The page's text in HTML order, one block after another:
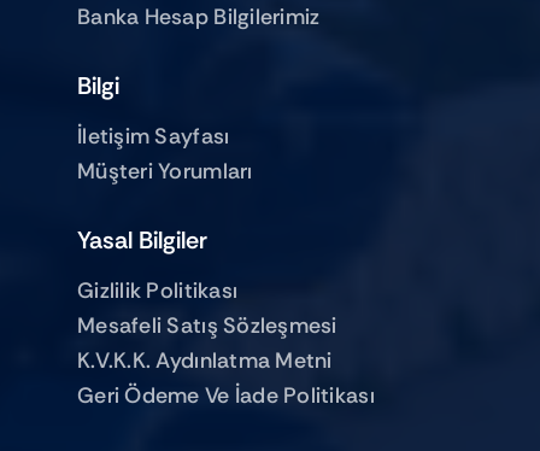
Banka Hesap Bilgilerimiz
Bilgi
İletişim Sayfası
Müşteri Yorumları
Yasal Bilgiler
Gizlilik Politikası
Mesafeli Satış Sözleşmesi
K.V.K.K. Aydınlatma Metni
Geri Ödeme Ve İade Politikası